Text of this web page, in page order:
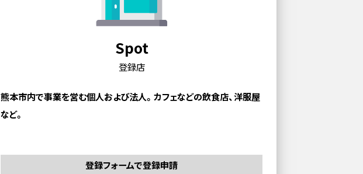
Spot
登録店
熊本市内で事業を営む個人および法人。カフェなどの飲食店、洋服屋
など。
登録フォームで登録申請